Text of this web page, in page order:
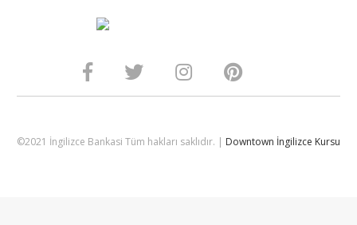
©2021 İngilizce Bankasi Tüm hakları saklıdır. | Downtown İngilizce Kursu